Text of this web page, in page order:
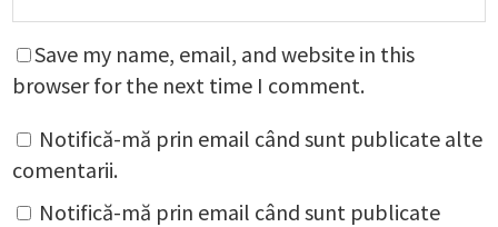
Save my name, email, and website in this
browser for the next time I comment.
Notifică-mă prin email când sunt publicate alte
comentarii.
Notifică-mă prin email când sunt publicate